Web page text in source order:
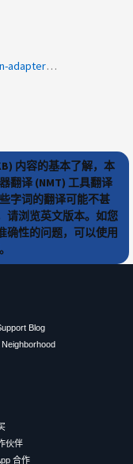
product-categories:ontap-storage-replication-adapter<a>1016364</a>
内容的基本了解，本
翻译 (NMT) 工具翻译
字词的翻译可能不甚
请浏览英文版本。如您
确性的问题，可以使用
Blog
Neighborhood
伙伴
合作